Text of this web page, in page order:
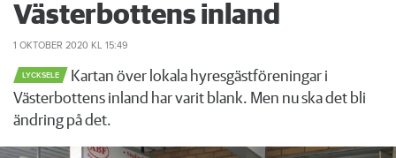
Västerbottens inland
1 OKTOBER 2020 KL 15:49
LYCKSELE
Kartan över lokala hyresgästföreningar i
Västerbottens inland har varit blank. Men nu ska det bli
ändring på det.